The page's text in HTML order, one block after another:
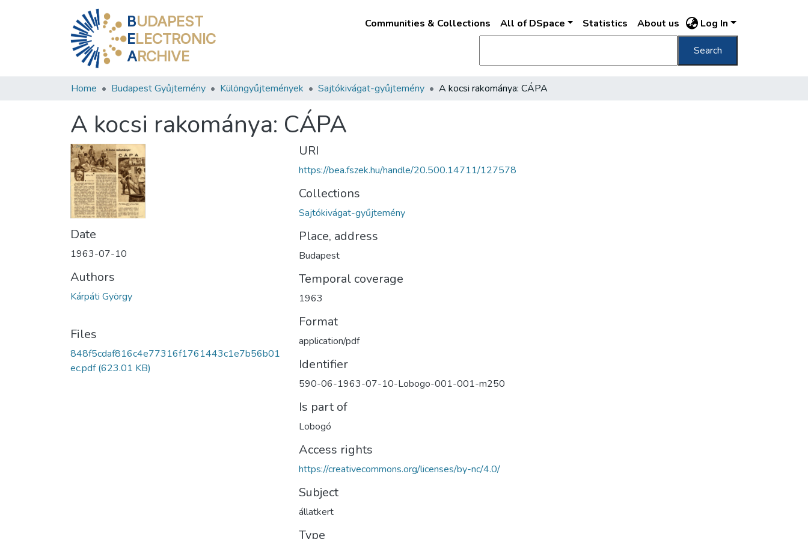
BUDAPEST
ELECTRONIC
ARCHIVE
Communities & Collections All of DSpace Statistics About us Log In
Search
Home Budapest Gyűjtemény Különgyűjtemények Sajtókivágat-gyűjtemény A kocsi rakománya: CÁPA
A kocsi rakománya: CÁPA
Date
1963-07-10
Authors
Kárpáti György
Files
848f5cdaf816c4e77316f1761443c1e7b56b01
ec.pdf(623.01 KB)
URI
https://bea.fszek.hu/handle/20.500.14711/127578
Collections
Sajtókivágat-gyűjtemény
Place, address
Budapest
Temporal coverage
1963
Format
application/pdf
Identifier
590-06-1963-07-10-Lobogo-001-001-m250
Is part of
Lobogó
Access rights
https://creativecommons.org/licenses/by-nc/4.0/
Subject
állatkert
Type